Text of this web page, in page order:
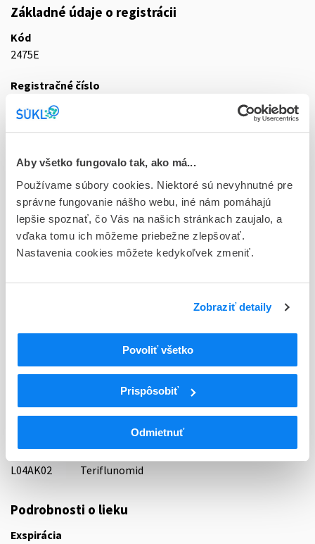
Aby všetko fungovalo tak, ako má...
Používame súbory cookies. Niektoré sú nevyhnutné pre
správne fungovanie nášho webu, iné nám pomáhajú
lepšie spoznať, čo Vás na našich stránkach zaujalo, a
vďaka tomu ich môžeme priebežne zlepšovať.
Nastavenia cookies môžete kedykoľvek zmeniť.
Zobraziť detaily
Povoliť všetko
Prispôsobiť
Odmietnuť
Základné údaje o registrácii
Kód
2475E
Registračné číslo
EU/1/22/1693/002
Doplnok
Stav
E - EU registrácia
Typ registračnej procedúry
Európska
ATC
Cytostatiká a imunomodulátory
L04
Imunosupresíva (zmena WHO)
L04AK
Inhibítory dihydroorotátdehydrogenázy
L04AK02
Teriflunomid
Podrobnosti o lieku
Exspirácia